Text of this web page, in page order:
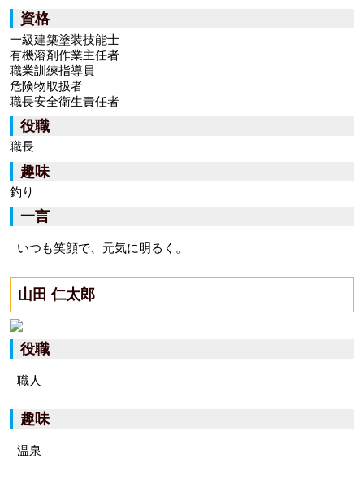
資格
一級建築塗装技能士
有機溶剤作業主任者
職業訓練指導員
危険物取扱者
職長安全衛生責任者
役職
職長
趣味
釣り
一言
いつも笑顔で、元気に明るく。
山田 仁太郎
役職
職人
趣味
温泉